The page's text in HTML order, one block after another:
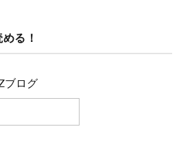
る！
ブログ